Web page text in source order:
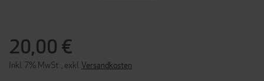
20,00 €
Inkl. 7% MwSt. exkl. Versandkosten